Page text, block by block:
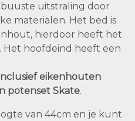
uitstraling door
materialen. Het bed is
hierdoor heeft het
Het hoofdeind heeft een
eikenhouten
potenset Skate.
van 44cm en je kunt